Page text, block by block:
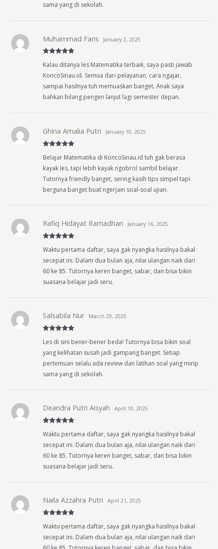
sama yang di sekolah.
of 5
Muhammad Faris January 2, 2025
Kalau ditanya les Matematika terbaik, saya pasti jawab
KoncoSinau.id. Semua dari pelayanan, cara ngajar,
sampai hasilnya tuh memuaskan banget. Anak saya
bahkan bilang pengen lanjut lagi semester depan.
of 5
Ghina Amalia Putri January 10, 2025
Belajar Matematika di KoncoSinau.id tuh gak berasa
kayak les, tapi lebih kayak ngobrol sambil belajar.
Tutornya friendly banget, sering kasih tips simpel tapi
berguna banget buat ngerjain soal-soal ujian.
of 5
Rafiq Hidayat Ramadhan January 16, 2025
Waktu pertama daftar, saya gak nyangka hasilnya bakal
secepat ini. Dalam dua bulan aja, nilai ulangan naik dari
60 ke 85. Tutornya keren banget, sabar, dan bisa bikin
suasana belajar jadi seru.
of 5
Salsabila Nur March 29, 2025
Les di sini bener-bener beda! Tutornya bisa bikin soal
yang kelihatan susah jadi gampang banget. Setiap
pertemuan selalu ada review dan latihan soal yang mirip
sama yang di sekolah.
of 5
Deandra Putri Aisyah April 10, 2025
Waktu pertama daftar, saya gak nyangka hasilnya bakal
secepat ini. Dalam dua bulan aja, nilai ulangan naik dari
60 ke 85. Tutornya keren banget, sabar, dan bisa bikin
suasana belajar jadi seru.
of 5
Naila Azzahra Putri April 21, 2025
Waktu pertama daftar, saya gak nyangka hasilnya bakal
secepat ini. Dalam dua bulan aja, nilai ulangan naik dari